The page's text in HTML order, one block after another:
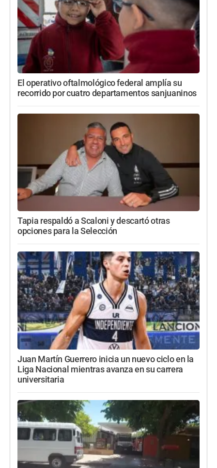
El operativo oftalmológico federal amplía su
recorrido por cuatro departamentos sanjuaninos
Tapia respaldó a Scaloni y descartó otras
opciones para la Selección
Juan Martín Guerrero inicia un nuevo ciclo en la
Liga Nacional mientras avanza en su carrera
universitaria